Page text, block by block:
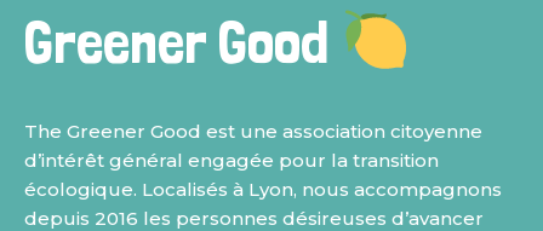
Greener Good
The Greener Good est une association citoyenne
d’intérêt général engagée pour la transition
écologique. Localisés à Lyon, nous accompagnons
depuis 2016 les personnes désireuses d’avancer